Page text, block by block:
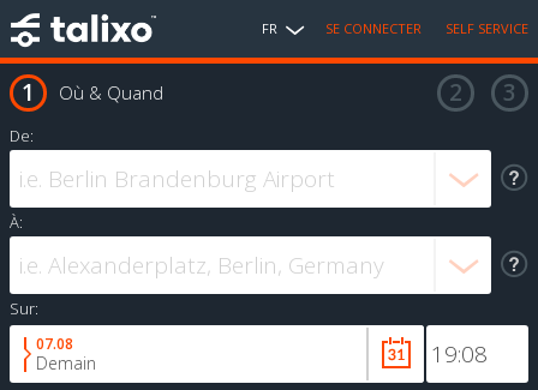
FR SE CONNECTER SELF SERVICE
Où & Quand
De:
À:
Sur:
07.08
Demain